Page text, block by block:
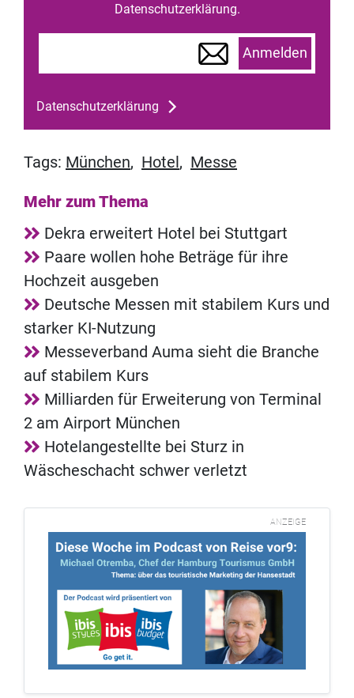
Datenschutzerklärung.
Anmelden
Datenschutzerklärung
Tags: München, Hotel, Messe
Mehr zum Thema
Dekra erweitert Hotel bei Stuttgart
Paare wollen hohe Beträge für ihre
Hochzeit ausgeben
Deutsche Messen mit stabilem Kurs und
starker KI-Nutzung
Messeverband Auma sieht die Branche
auf stabilem Kurs
Milliarden für Erweiterung von Terminal
2 am Airport München
Hotelangestellte bei Sturz in
Wäscheschacht schwer verletzt
ANZEIGE